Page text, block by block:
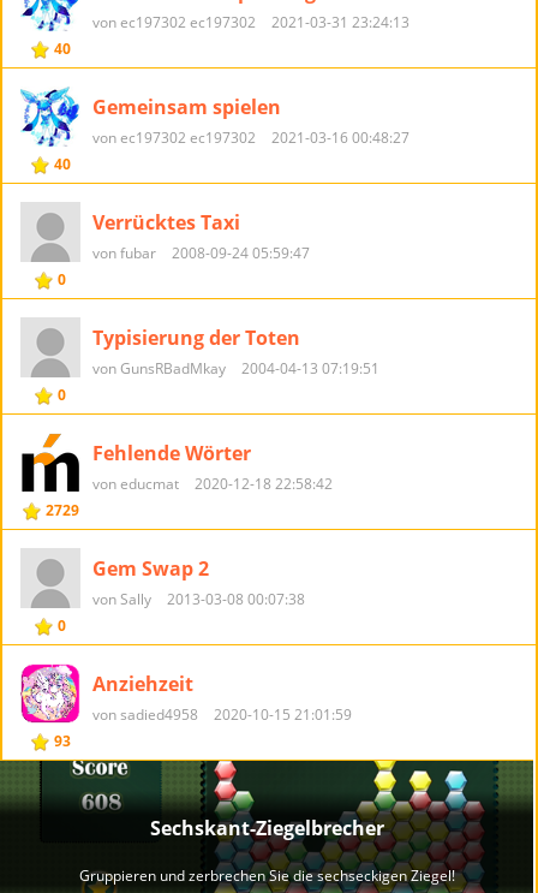
40
von ec197302 ec197302 2021-03-31 23:24:13
40
Gemeinsam spielen
von ec197302 ec197302 2021-03-16 00:48:27
0
Verrücktes Taxi
von fubar 2008-09-24 05:59:47
0
Typisierung der Toten
von GunsRBadMkay 2004-04-13 07:19:51
2729
Fehlende Wörter
von educmat 2020-12-18 22:58:42
0
Gem Swap 2
von Sally 2013-03-08 00:07:38
93
Anziehzeit
von sadied4958 2020-10-15 21:01:59